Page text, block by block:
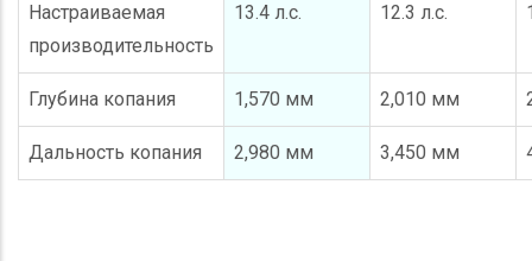
Настраиваемая
производительность
13.4 л.с. 12.3 л.с.
Глубина копания 1,570 мм 2,010 мм
Дальность копания 2,980 мм 3,450 мм